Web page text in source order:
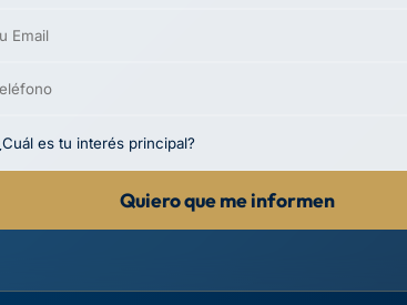
Quiero que me informen